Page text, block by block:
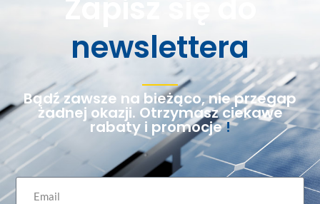
Zapisz się do
newslettera
Bądź zawsze na bieżąco, nie przegap
żadnej okazji. Otrzymasz ciekawe
rabaty i promocje!